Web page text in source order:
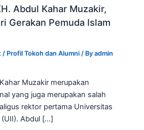
Abdul Kahar Muzakir,
Gerakan Pemuda Islam
/ Profil Tokoh dan Alumni / Byadmin
Muzakir merupakan
yang juga merupakan salah
rektor pertama Universitas
Abdul […]